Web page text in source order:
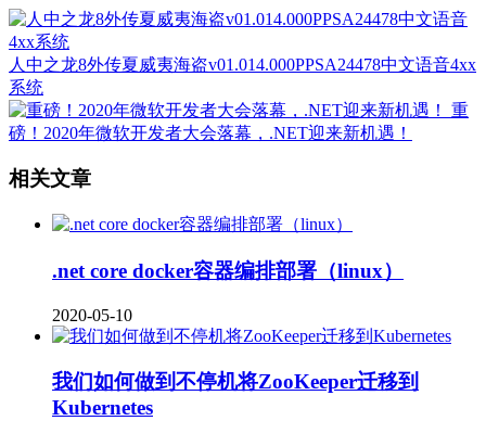
人中之龙8外传夏威夷海盗v01.014.000PPSA24478中文语音4xx
系统
重
磅！2020年微软开发者大会落幕，.NET迎来新机遇！
相关文章
.net core docker容器编排部署（linux）
2020-05-10
我们如何做到不停机将ZooKeeper迁移到
Kubernetes